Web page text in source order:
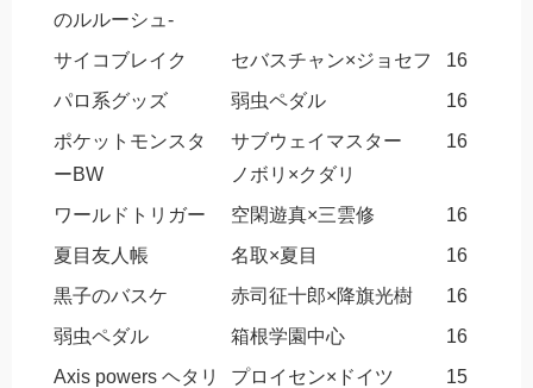
のルルーシュ-
サイコブレイク セバスチャン×ジョセフ
16
パロ系グッズ
弱虫ペダル
16
ポケットモンスタ
ーBW
サブウェイマスター
ノボリ×クダリ
16
ワールドトリガー 空閑遊真×三雲修
16
夏目友人帳
名取×夏目
16
黒子のバスケ
赤司征十郎×降旗光樹
16
弱虫ペダル
箱根学園中心
16
Axis powers ヘタリ
プロイセン×ドイツ 15